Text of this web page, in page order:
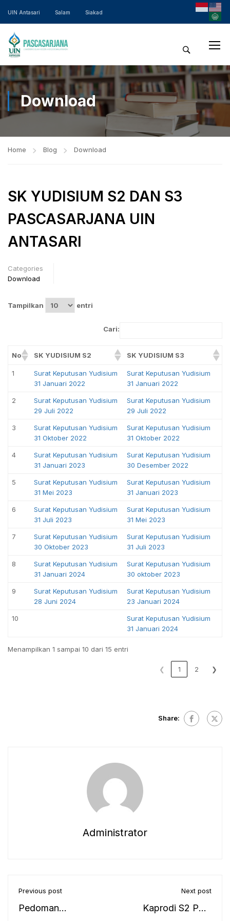
UIN Antasari Salam Siakad
Download
Home Blog Download
SK YUDISIUM S2 DAN S3
PASCASARJANA UIN
ANTASARI
Categories
Download
Tampilkan entri
Cari:
No SK YUDISIUM S2 SK YUDISIUM S3
1
Surat Keputusan Yudisium
31 Januari 2022
Surat Keputusan Yudisium
31 Januari 2022
2
Surat Keputusan Yudisium
29 Juli 2022
Surat Keputusan Yudisium
29 Juli 2022
3
Surat Keputusan Yudisium
31 Oktober 2022
Surat Keputusan Yudisium
31 Oktober 2022
4
Surat Keputusan Yudisium
31 Januari 2023
Surat Keputusan Yudisium
30 Desember 2022
5
Surat Keputusan Yudisium
31 Mei 2023
Surat Keputusan Yudisium
31 Januari 2023
6
Surat Keputusan Yudisium
31 Juli 2023
Surat Keputusan Yudisium
31 Mei 2023
7
Surat Keputusan Yudisium
30 Oktober 2023
Surat Keputusan Yudisium
31 Juli 2023
8
Surat Keputusan Yudisium
31 Januari 2024
Surat Keputusan Yudisium
30 oktober 2023
9
Surat Keputusan Yudisium
28 Juni 2024
Surat Keputusan Yudisium
23 Januari 2024
10
Surat Keputusan Yudisium
31 Januari 2024
Menampilkan 1 sampai 10 dari 15 entri
❮ 1 2 ❯
Share:
Administrator
Previous post
Pedoman
Next post
Kaprodi S2 PBA